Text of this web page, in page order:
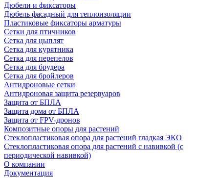
Дюбели и фиксаторы
Дюбель фасадный для теплоизоляции
Пластиковые фиксаторы арматуры
Сетки для птичников
Сетка для цыплят
Сетка для курятника
Сетка для перепелов
Сетка для брудера
Сетка для бройлеров
Антидроновые сетки
Антидроновая защита резервуаров
Защита от БПЛА
Защита дома от БПЛА
Защита от FPV-дронов
Композитные опоры для растений
Стеклопластиковая опора для растений гладкая ЭКО
Стеклопластиковая опора для растений с навивкой (с
периодической навивкой)
О компании
Документация